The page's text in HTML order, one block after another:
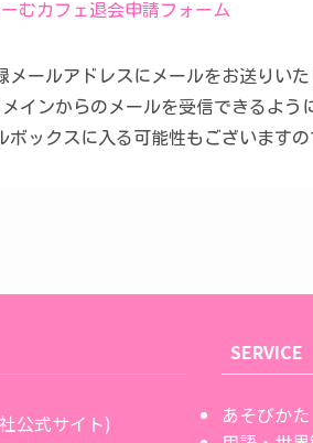
むカフェ退会申請フォーム
ールアドレスにメールをお送りいた
インからのメールを受信できるよう
ックスに入る可能性もございますの
公式サイト)
SERVICE
あそびかた